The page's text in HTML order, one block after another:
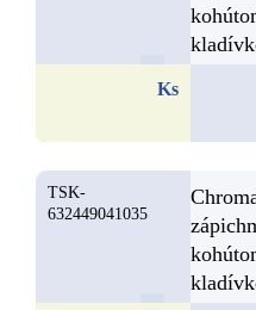
Ks
TSK-
632449041035